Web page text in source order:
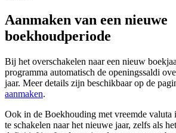
Aanmaken van een nieuwe
boekhoudperiode
Bij het overschakelen naar een nieuw
programma automatisch de openingssaldi
jaar. Meer details zijn beschikbaar op de
aanmaken.
Ook in de Boekhouding met vreemde valuta
te schakelen naar het nieuwe jaar, zelfs als